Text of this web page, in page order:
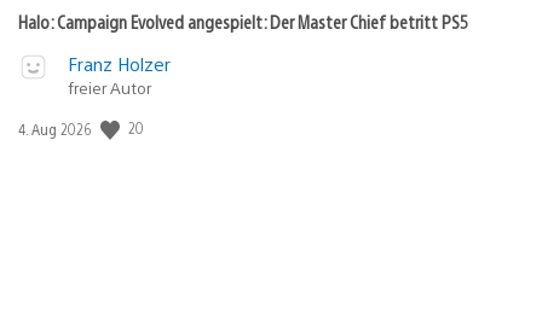
Halo: Campaign Evolved angespielt: Der Master Chief betritt PS5
Franz Holzer
freier Autor
Veröffentlichungsdatum:
4. Aug 2026 20